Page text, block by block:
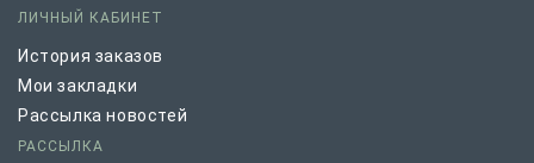
ЛИЧНЫЙ КАБИНЕТ
История заказов
Мои закладки
Рассылка новостей
РАССЫЛКА